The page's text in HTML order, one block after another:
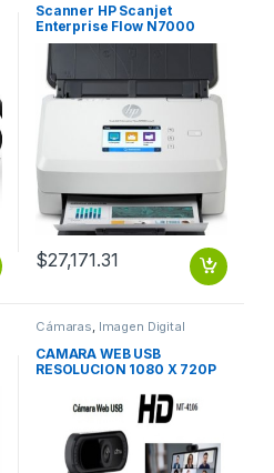
Scanner HP Scanjet
Enterprise Flow N7000
snw1, 600 x 600DPI,
Escáner Color, Escaneado
Dúplex, USB 3.2, Blanco
N7000 SNW1
$27,171.31
Cámaras, Imagen Digital
CAMARA WEB USB
RESOLUCION 1080 X 720P